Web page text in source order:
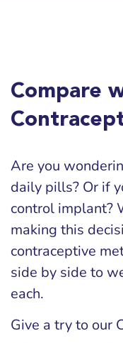
Compare
Are you
daily pills? Or if
control implant?
making this
contraceptive
side by side to
each.
Give a try to our